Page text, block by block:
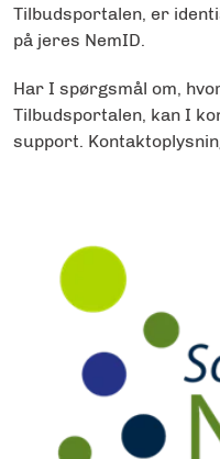
Tilbudsportalen, er
på jeres NemID.
Har I spørgsmål om,
Tilbudsportalen, kan I
support.